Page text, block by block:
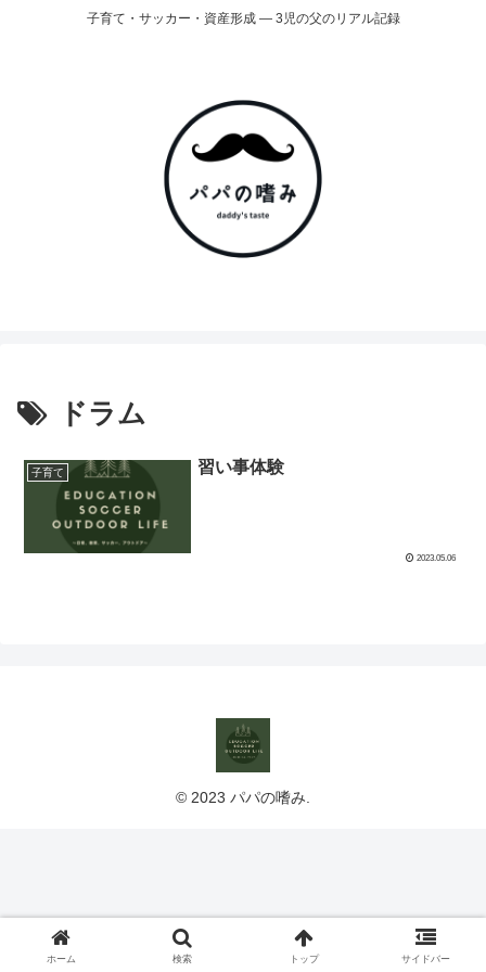
子育て・サッカー・資産形成 ― 3児の父のリアル記録
ドラム
子育て 習い事体験
2023.05.06
© 2023 パパの嗜み.
ホーム 検索 トップ サイドバー